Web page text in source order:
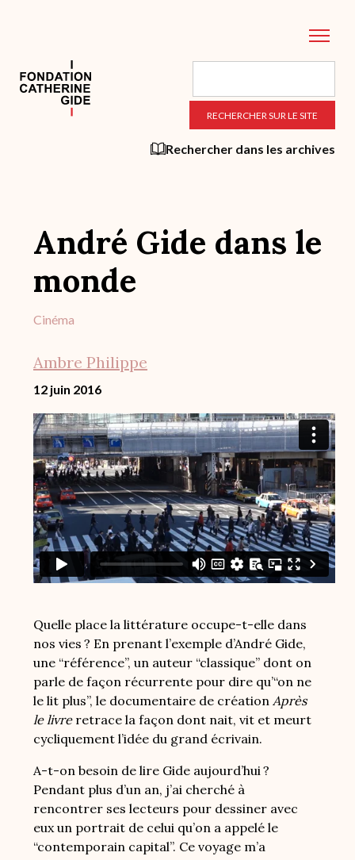
principal
Rechercher dans les archives
André Gide dans le
monde
Cinéma
Ambre Philippe
12 juin 2016
Quelle place la littérature occupe-t-elle dans
nos vies ? En prenant l’exemple d’André Gide,
une “référence”, un auteur “classique” dont on
parle de façon récurrente pour dire qu’“on ne
le lit plus”, le documentaire de création Après
le livre retrace la façon dont nait, vit et meurt
cycliquement l’idée du grand écrivain.
A-t-on besoin de lire Gide aujourd’hui ?
Pendant plus d’un an, j’ai cherché à
rencontrer ses lecteurs pour dessiner avec
eux un portrait de celui qu’on a appelé le
“contemporain capital”. Ce voyage m’a